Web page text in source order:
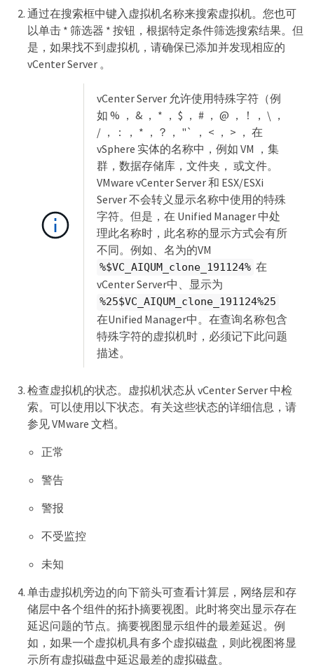
通过在搜索框中键入虚拟机名称来搜索虚拟机。您也可
以单击 * 筛选器 * 按钮，根据特定条件筛选搜索结果。但
是，如果找不到虚拟机，请确保已添加并发现相应的
vCenter Server 。
vCenter Server 允许使用特殊字符（例
如 % ， & ， * ， $ ， # ， @ ，！， \ ，
/ ，：， * ，？， "` ， < ， > ， 在
vSphere 实体的名称中，例如 VM ，集
群，数据存储库，文件夹， 或文件。
VMware vCenter Server 和 ESX/ESXi
Server 不会转义显示名称中使用的特殊
字符。但是，在 Unified Manager 中处
理此名称时，此名称的显示方式会有所
不同。例如、名为的VM
%$VC_AIQUM_clone_191124% 在
vCenter Server中、显示为
%25$VC_AIQUM_clone_191124%25
在Unified Manager中。在查询名称包含
特殊字符的虚拟机时，必须记下此问题
描述。
检查虚拟机的状态。虚拟机状态从 vCenter Server 中检
索。可以使用以下状态。有关这些状态的详细信息，请
参见 VMware 文档。
正常
警告
警报
不受监控
未知
单击虚拟机旁边的向下箭头可查看计算层，网络层和存
储层中各个组件的拓扑摘要视图。此时将突出显示存在
延迟问题的节点。摘要视图显示组件的最差延迟。例
如，如果一个虚拟机具有多个虚拟磁盘，则此视图将显
示所有虚拟磁盘中延迟最差的虚拟磁盘。